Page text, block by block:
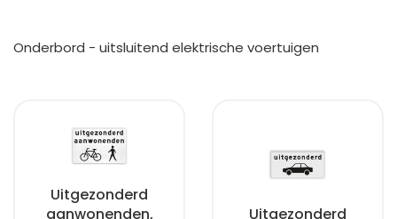
Onderbord - uitsluitend elektrische voertuigen
Uitgezonderd
aanwonenden,
Uitgezonderd